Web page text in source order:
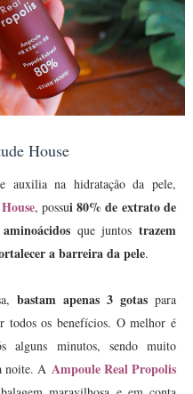
House
auxilia na hidratação da pele,
, possui 80% de extrato de
que juntostrazem
a barreira da pele.
bastam apenas 3 gotas para
todos os benefícios. O melhor é
alguns minutos, sendo muito
noite. A Ampoule Real Propolis